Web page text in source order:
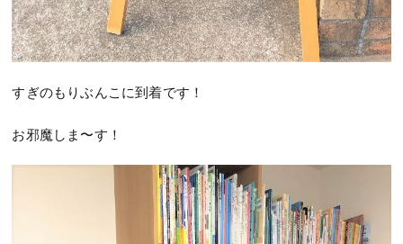
すぎのもりぶんこに到着です！
お邪魔しま〜す！